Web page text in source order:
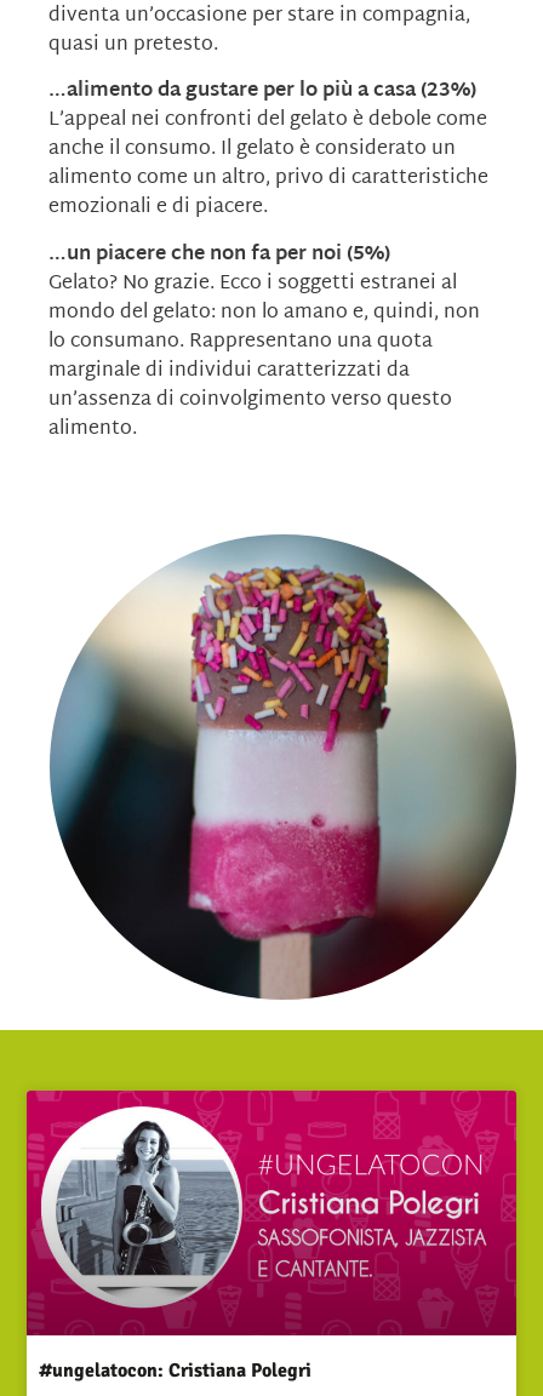
diventa un’occasione per stare in compagnia,
quasi un pretesto.
…alimento da gustare per lo più a casa (23%)
L’appeal nei confronti del gelato è debole come
anche il consumo. Il gelato è considerato un
alimento come un altro, privo di caratteristiche
emozionali e di piacere.
…un piacere che non fa per noi (5%)
Gelato? No grazie. Ecco i soggetti estranei al
mondo del gelato: non lo amano e, quindi, non
lo consumano. Rappresentano una quota
marginale di individui caratterizzati da
un’assenza di coinvolgimento verso questo
alimento.
#ungelatocon: Cristiana Polegri